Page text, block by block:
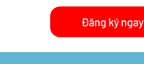
Đăng ký ngay